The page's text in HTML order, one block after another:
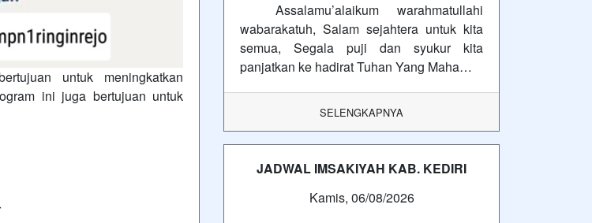
untuk meningkatkan
ini juga bertujuan untuk
Assalamu’alaikum warahmatullahi
wabarakatuh, Salam sejahtera untuk kita
semua, Segala puji dan syukur kita
panjatkan ke hadirat Tuhan Yang Maha…
SELENGKAPNYA
JADWAL IMSAKIYAH KAB. KEDIRI
Kamis, 06/08/2026